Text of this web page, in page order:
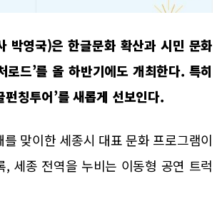
박영국)은 한글문화 확산과 시민 문화
드’를 올 하반기에도 개최한다. 특히
칭투어’를 새롭게 선보인다.
맞이한 세종시 대표 문화 프로그램이
세종 전역을 누비는 이동형 공연 트럭